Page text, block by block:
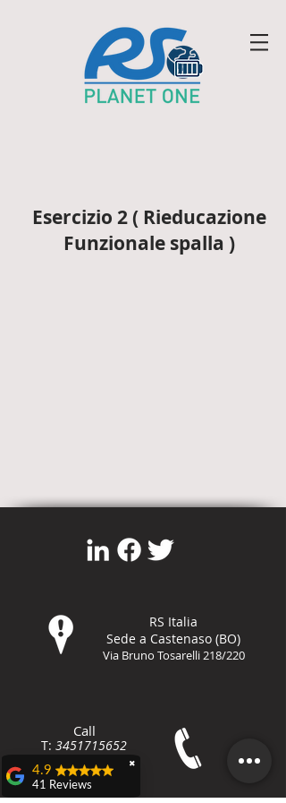
Esercizio 2 ( Rieducazione
Funzionale spalla )
RS Italia
Sede a Castenaso (BO)
Via Bruno Tosarelli 218/220
Call
T: 3451715652
✖
4.9
41 Reviews